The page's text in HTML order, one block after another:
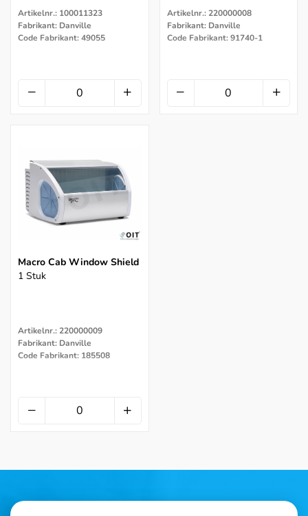
Artikelnr.: 100011323
Fabrikant: Danville
Code Fabrikant: 49055
Artikelnr.: 220000008
Fabrikant: Danville
Code Fabrikant: 91740-1
Macro Cab Window Shield
1 Stuk
Artikelnr.: 220000009
Fabrikant: Danville
Code Fabrikant: 185508